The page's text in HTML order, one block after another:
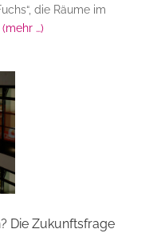
die Räume im
(mehr …)
Die Zukunftsfrage